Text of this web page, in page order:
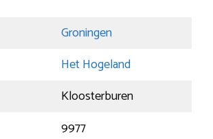
Groningen
Het Hogeland
Kloosterburen
9977